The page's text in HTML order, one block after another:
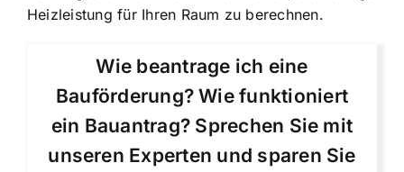
Heizleistung für Ihren Raum zu berechnen.
Wie beantrage ich eine
Bauförderung? Wie funktioniert
ein Bauantrag? Sprechen Sie mit
unseren Experten und sparen Sie